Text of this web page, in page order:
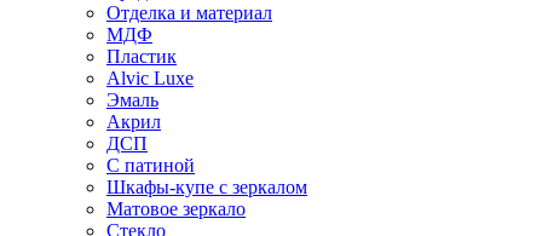
Отделка и материал
МДФ
Пластик
Alvic Luxe
Эмаль
Акрил
ДСП
С патиной
Шкафы-купе с зеркалом
Матовое зеркало
Стекло